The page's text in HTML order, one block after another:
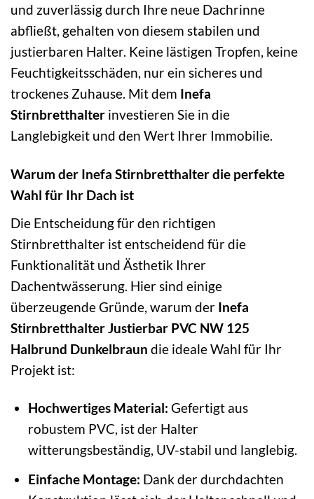
und zuverlässig durch Ihre neue Dachrinne
abfließt, gehalten von diesem stabilen und
justierbaren Halter. Keine lästigen Tropfen, keine
Feuchtigkeitsschäden, nur ein sicheres und
trockenes Zuhause. Mit dem Inefa
Stirnbretthalter investieren Sie in die
Langlebigkeit und den Wert Ihrer Immobilie.
Warum der Inefa Stirnbretthalter die perfekte
Wahl für Ihr Dach ist
Die Entscheidung für den richtigen
Stirnbretthalter ist entscheidend für die
Funktionalität und Ästhetik Ihrer
Dachentwässerung. Hier sind einige
überzeugende Gründe, warum der Inefa
Stirnbretthalter Justierbar PVC NW 125
Halbrund Dunkelbraun die ideale Wahl für Ihr
Projekt ist:
Hochwertiges Material: Gefertigt aus
robustem PVC, ist der Halter
witterungsbeständig, UV-stabil und langlebig.
Einfache Montage: Dank der durchdachten